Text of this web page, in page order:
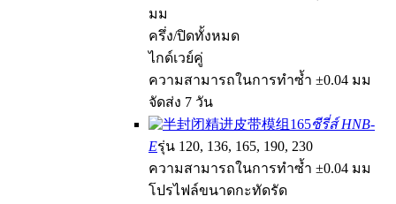
มม
ครึ่ง/ปิดทั้งหมด
ไกด์เวย์คู่
ความสามารถในการทำซ้ำ ±0.04 มม
จัดส่ง 7 วัน
ซีรี่ส์ HNB-
Eรุ่น 120, 136, 165, 190, 230
ความสามารถในการทำซ้ำ ±0.04 มม
โปรไฟล์ขนาดกะทัดรัด